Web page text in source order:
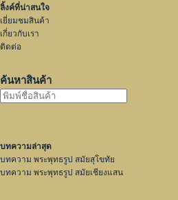
ลิ้งค์ที่น่าสนใจ
เยี่ยมชมสินค้า
เกี่ยวกับเรา
ติดต่อ
ค้นหาสินค้า
บทความล่าสุด
บทความ พระพุทธรูป สมัยสุโขทัย
บทความ พระพุทธรูป สมัยเชียงแสน